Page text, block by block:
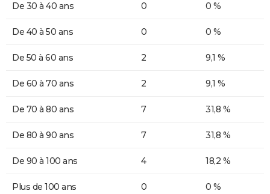
De 30 à 40 ans 0 0 %
De 40 à 50 ans 0 0 %
De 50 à 60 ans 2 9,1 %
De 60 à 70 ans 2 9,1 %
De 70 à 80 ans 7 31,8 %
De 80 à 90 ans 7 31,8 %
De 90 à 100 ans 4 18,2 %
Plus de 100 ans 0 0 %